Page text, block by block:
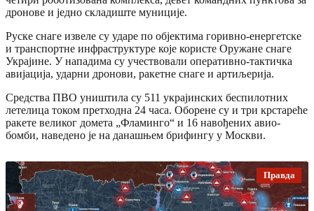
дронове и једно складиште муниције.
Руске снаге извеле су ударе по објектима горивно-енергетске
и транспортне инфраструктуре које користе Оружане снаге
Украјине. У нападима су учествовали оперативно-тактичка
авијација, ударни дронови, ракетне снаге и артиљерија.
Средства ПВО уништила су 511 украјинских беспилотних
летелица током претходна 24 часа. Оборене су и три крстареће
ракете великог домета „Фламинго“ и 16 навођених авио-
бомби, наведено је на данашњем брифингу у Москви.
Правда